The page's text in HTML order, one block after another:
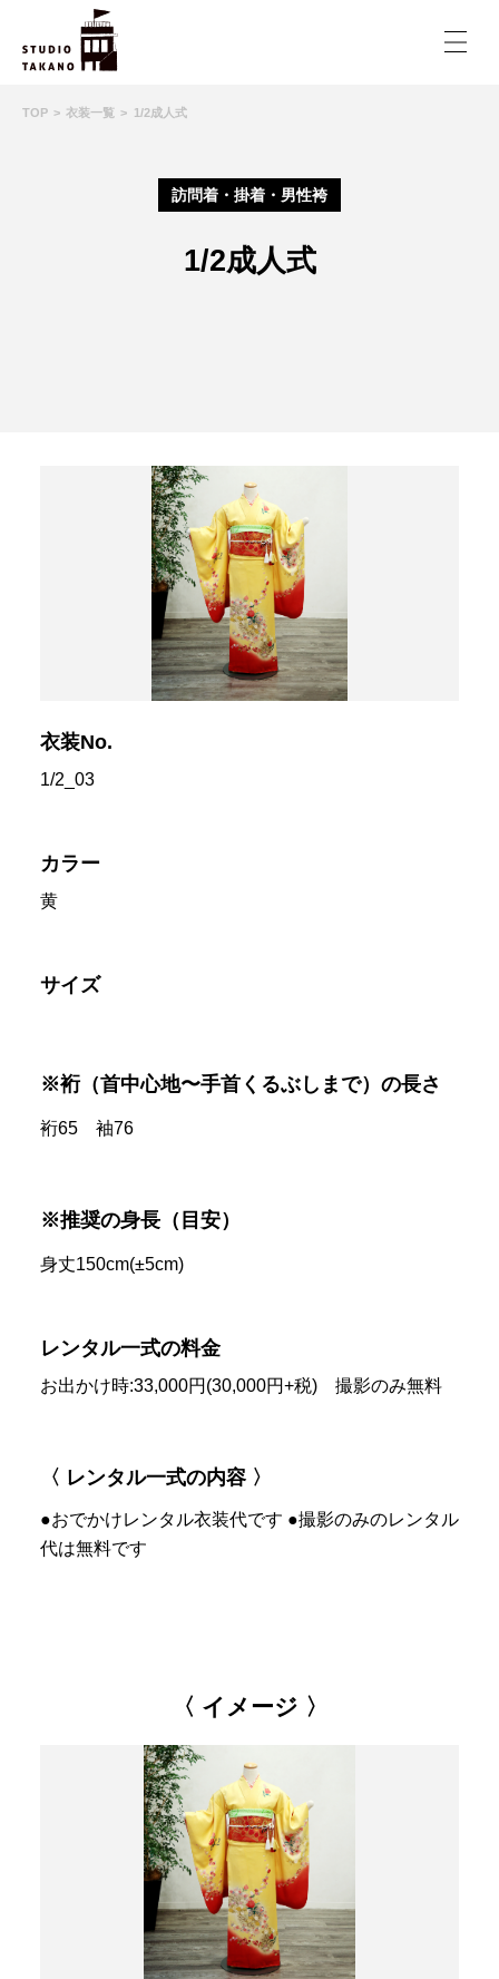
TOP 衣装一覧 1/2成人式
訪問着・掛着・男性袴
1/2成人式
衣装No.
1/2_03
カラー
黄
サイズ
※裄（首中心地〜手首くるぶしまで）の長さ
裄65 袖76
※推奨の身長（目安）
身丈150cm(±5cm)
レンタル一式の料金
お出かけ時:33,000円(30,000円+税) 撮影のみ無料
〈 レンタル一式の内容 〉
●おでかけレンタル衣装代です ●撮影のみのレンタル
代は無料です
〈 イメージ 〉